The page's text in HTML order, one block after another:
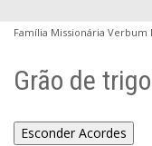
Família Missionária Verbum
Grão de trigo
Esconder Acordes